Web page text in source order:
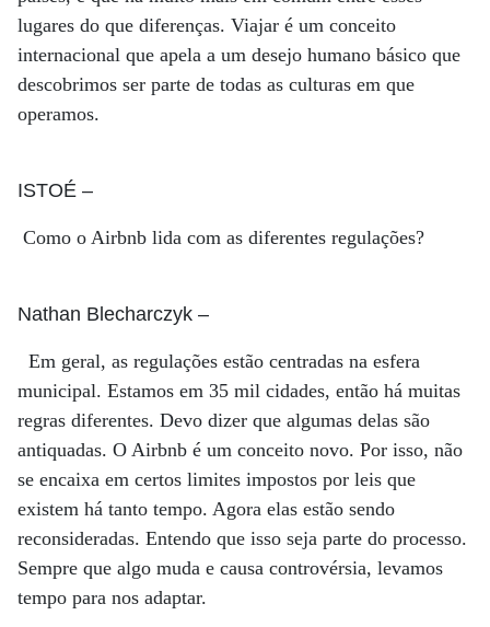
lugares do que diferenças. Viajar é um conceito
internacional que apela a um desejo humano básico que
descobrimos ser parte de todas as culturas em que
operamos.
ISTOÉ –
Como o Airbnb lida com as diferentes regulações?
Nathan Blecharczyk –
Em geral, as regulações estão centradas na esfera
municipal. Estamos em 35 mil cidades, então há muitas
regras diferentes. Devo dizer que algumas delas são
antiquadas. O Airbnb é um conceito novo. Por isso, não
se encaixa em certos limites impostos por leis que
existem há tanto tempo. Agora elas estão sendo
reconsideradas. Entendo que isso seja parte do processo.
Sempre que algo muda e causa controvérsia, levamos
tempo para nos adaptar.